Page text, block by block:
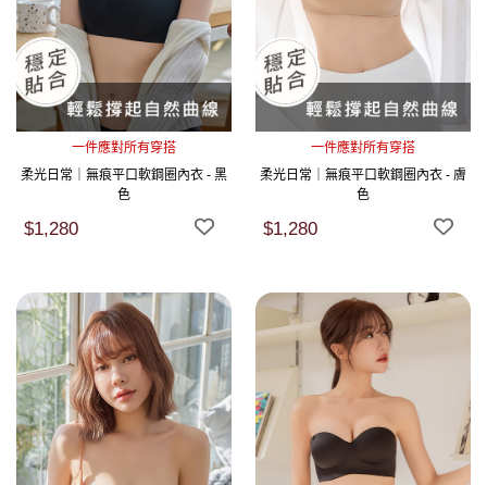
一件應對所有穿搭
柔光日常｜無痕平口軟鋼圈內衣 - 黑
色
$1,280
一件應對所有穿搭
柔光日常｜無痕平口軟鋼圈內衣 - 膚
色
$1,280